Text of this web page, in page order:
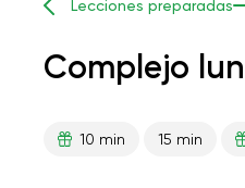
Lecciones preparadas
Complejo
10 min 15 min